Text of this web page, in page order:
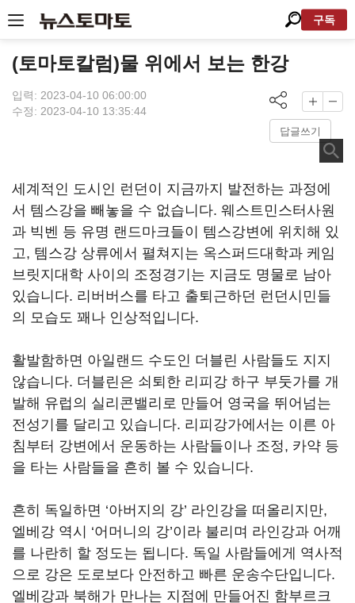
구독
(토마토칼럼)물 위에서 보는 한강
입력: 2023-04-10 06:00:00
수정: 2023-04-10 13:35:44
답글쓰기
세계적인 도시인 런던이 지금까지 발전하는 과정에
서 템스강을 빼놓을 수 없습니다. 웨스트민스터사원
과 빅벤 등 유명 랜드마크들이 템스강변에 위치해 있
고, 템스강 상류에서 펼쳐지는 옥스퍼드대학과 케임
브릿지대학 사이의 조정경기는 지금도 명물로 남아
있습니다. 리버버스를 타고 출퇴근하던 런던시민들
의 모습도 꽤나 인상적입니다.
활발함하면 아일랜드 수도인 더블린 사람들도 지지
않습니다. 더블린은 쇠퇴한 리피강 하구 부둣가를 개
발해 유럽의 실리콘밸리로 만들어 영국을 뛰어넘는
전성기를 달리고 있습니다. 리피강가에서는 이른 아
침부터 강변에서 운동하는 사람들이나 조정, 카약 등
을 타는 사람들을 흔히 볼 수 있습니다.
흔히 독일하면 ‘아버지의 강’ 라인강을 떠올리지만,
엘베강 역시 ‘어머니의 강’이라 불리며 라인강과 어깨
를 나란히 할 정도는 됩니다. 독일 사람들에게 역사적
으로 강은 도로보다 안전하고 빠른 운송수단입니다.
엘베강과 북해가 만나는 지점에 만들어진 함부르크